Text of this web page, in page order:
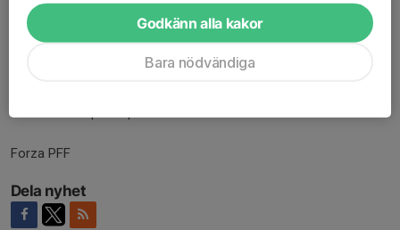
träningsvecka och glömmer inte bort att det fina vi gör i
matcherna byggs upp på träningarna. Så fortsätt vara lyhörda, ta
Forza PFF
Dela nyhet
Godkänn alla kakor
Bara nödvändiga